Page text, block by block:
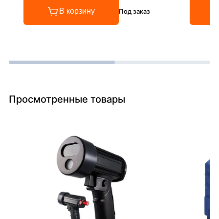
В корзину Под заказ
Просмотренные товары